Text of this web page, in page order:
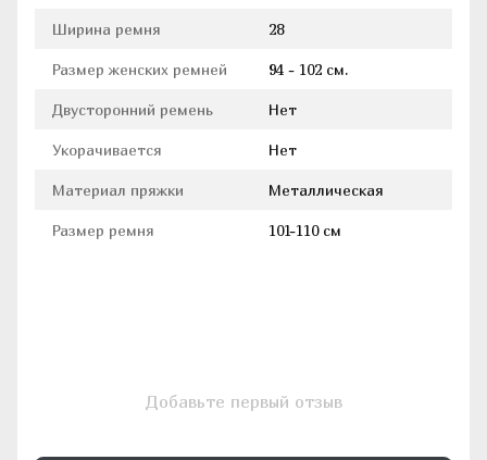
Ширина ремня 28
Размер женских ремней 94 - 102 см.
Двусторонний ремень Нет
Укорачивается Нет
Материал пряжки Металлическая
Размер ремня 101-110 см
Добавьте первый отзыв